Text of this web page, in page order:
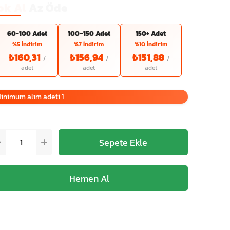
60-100 Adet
%5 İndirim
₺160,31
100–150 Adet
%7 İndirim
₺156,94
150+ Adet
%10 İndirim
₺151,88
alım adeti 1